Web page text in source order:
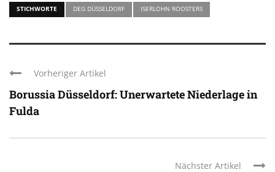
STICHWORTE DEG DÜSSELDORF ISERLOHN ROOSTERS
Vorheriger Artikel
Borussia Düsseldorf: Unerwartete Niederlage in
Fulda
Nächster Artikel